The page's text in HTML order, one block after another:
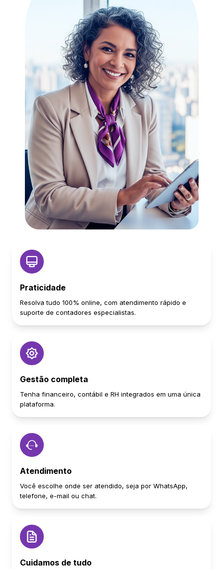
Praticidade
Resolva tudo 100% online, com atendimento rápido e
suporte de contadores especialistas.
Gestão completa
Tenha financeiro, contábil e RH integrados em uma única
plataforma.
Atendimento
Você escolhe onde ser atendido, seja por WhatsApp,
telefone, e-mail ou chat.
Cuidamos de tudo